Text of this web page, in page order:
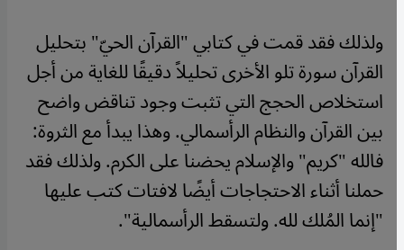
ولذلك فقد قمت في كتابي "القرآن الحيّ" بتحليل
القرآن سورة تلو الأخرى تحليلاً دقيقًا للغاية من أجل
استخلاص الحجج التي تثبت وجود تناقض واضح
بين القرآن والنظام الرأسمالي. وهذا يبدأ مع الثروة:
فالله "كريم" والإسلام يحضنا على الكرم. ولذلك فقد
حملنا أثناء الاحتجاجات أيضًا لافتات كتب عليها
"إنما المُلك لله. ولتسقط الرأسمالية".